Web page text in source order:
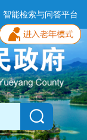
智能检索与问答平台